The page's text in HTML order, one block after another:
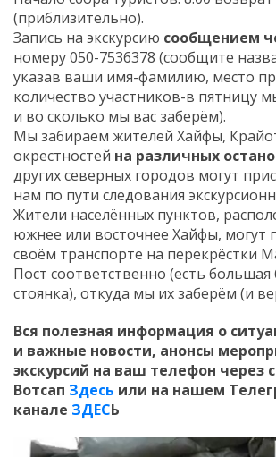
(приблизительно).
Запись на экскурсию сообщением
номеру 050-7536378 (сообщите
указав ваши имя-фамилию, место
количество участников-в пятницу
и во сколько мы вас заберём).
Мы забираем жителей Хайфы,
окрестностей на различных
других северных городов могут
нам по пути следования
Жители населённых пунктов,
южнее или восточнее Хайфы, могут
своём транспорте на перекрёстки
Пост соответственно (есть большая
стоянка), откуда мы их заберём (и
Вся полезная информация о
и важные новости, анонсы
экскурсий на ваш телефон через
Вотсап Здесь или на нашем
канале ЗДЕСЬ